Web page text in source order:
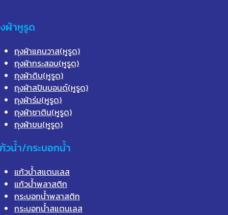
ผ้าหูรูด
ถุงผ้าแคนวาส(หูรูด)
ถุงผ้ากระสอบ(หูรูด)
ถุงผ้าดิบ(หูรูด)
ถุงผ้าสปันบอนด์(หูรูด)
ถุงผ้าร่ม(หูรูด)
ถุงผ้าซาติน(หูรูด)
ถุงผ้าขน(หูรูด)
วน้ำ/กระบอกน้ำ
แก้วน้ำสแตนเลส
แก้วน้ำพลาสติก
กระบอกน้ำพลาสติก
กระบอกน้ำสแตนเลส